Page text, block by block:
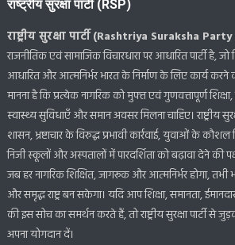
राष्ट्रीय सुरक्षा पार्टी (RSP)
राष्ट्रीय सुरक्षा पार्टी (Rashtriya Suraksha
राजनीतिक एवं सामाजिक विचारधारा पर आधारित पार्टी है, जो
आधारित और आत्मनिर्भर भारत के निर्माण के लिए कार्य करने
मानना है कि प्रत्येक नागरिक को मुफ्त एवं गुणवत्तापूर्ण
स्वास्थ्य सुविधाएँ और समान अवसर मिलना चाहिए। राष्ट्रीय
शासन, भ्रष्टाचार के विरुद्ध प्रभावी कार्रवाई, युवाओं के
निजी स्कूलों और अस्पतालों में पारदर्शिता को बढ़ावा देने की
जब हर नागरिक शिक्षित, जागरूक और आत्मनिर्भर होगा,
और समृद्ध राष्ट्र बन सकेगा। यदि आप शिक्षा, समानता,
की इस सोच का समर्थन करते हैं, तो राष्ट्रीय सुरक्षा पार्टी से
अपना योगदान दें।